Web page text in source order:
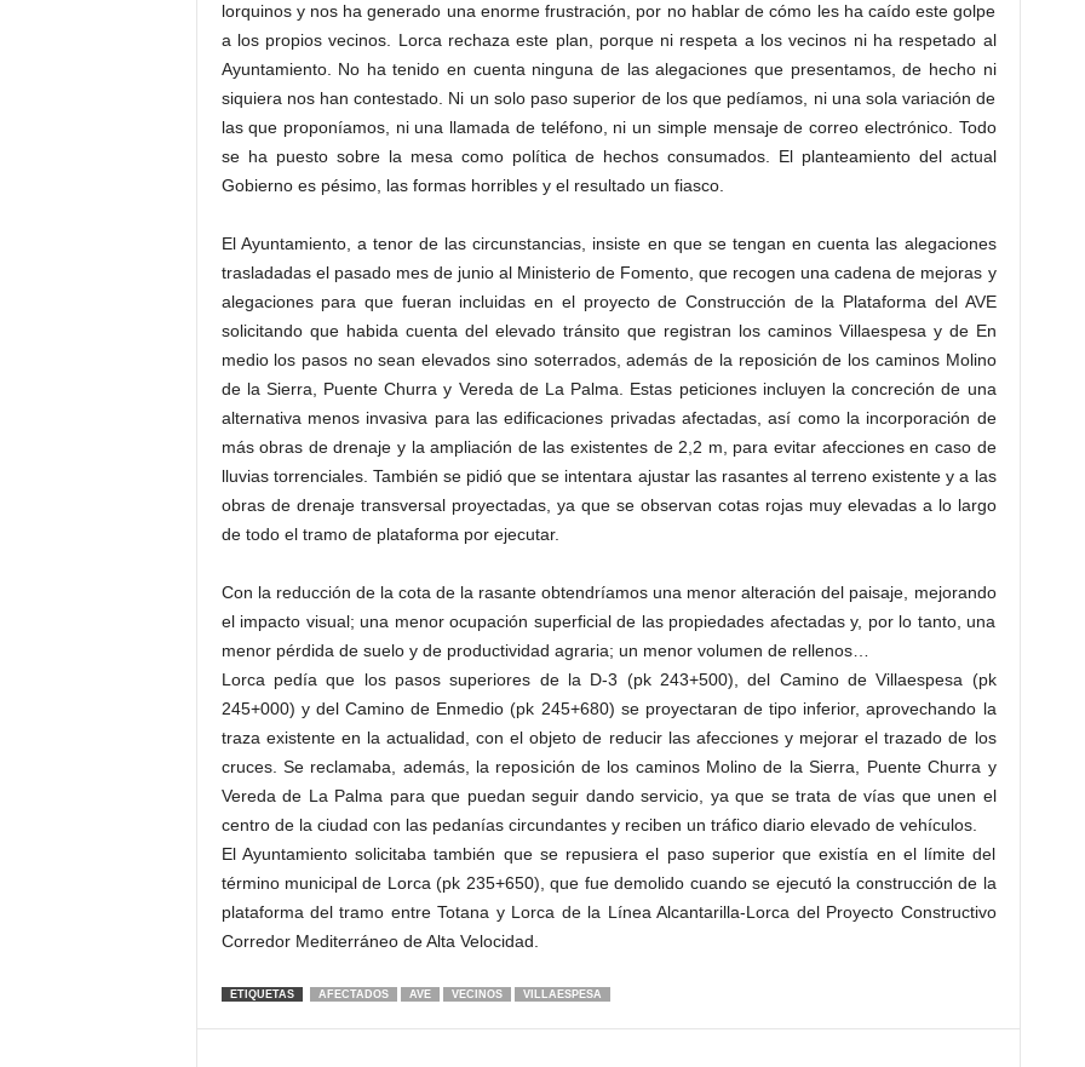
lorquinos y nos ha generado una enorme frustración, por no hablar de cómo les ha caído este golpe
a los propios vecinos. Lorca rechaza este plan, porque ni respeta a los vecinos ni ha respetado al
Ayuntamiento. No ha tenido en cuenta ninguna de las alegaciones que presentamos, de hecho ni
siquiera nos han contestado. Ni un solo paso superior de los que pedíamos, ni una sola variación de
las que proponíamos, ni una llamada de teléfono, ni un simple mensaje de correo electrónico. Todo
se ha puesto sobre la mesa como política de hechos consumados. El planteamiento del actual
Gobierno es pésimo, las formas horribles y el resultado un fiasco.
El Ayuntamiento, a tenor de las circunstancias, insiste en que se tengan en cuenta las alegaciones
trasladadas el pasado mes de junio al Ministerio de Fomento, que recogen una cadena de mejoras y
alegaciones para que fueran incluidas en el proyecto de Construcción de la Plataforma del AVE
solicitando que habida cuenta del elevado tránsito que registran los caminos Villaespesa y de En
medio los pasos no sean elevados sino soterrados, además de la reposición de los caminos Molino
de la Sierra, Puente Churra y Vereda de La Palma. Estas peticiones incluyen la concreción de una
alternativa menos invasiva para las edificaciones privadas afectadas, así como la incorporación de
más obras de drenaje y la ampliación de las existentes de 2,2 m, para evitar afecciones en caso de
lluvias torrenciales. También se pidió que se intentara ajustar las rasantes al terreno existente y a las
obras de drenaje transversal proyectadas, ya que se observan cotas rojas muy elevadas a lo largo
de todo el tramo de plataforma por ejecutar.
Con la reducción de la cota de la rasante obtendríamos una menor alteración del paisaje, mejorando
el impacto visual; una menor ocupación superficial de las propiedades afectadas y, por lo tanto, una
menor pérdida de suelo y de productividad agraria; un menor volumen de rellenos…
Lorca pedía que los pasos superiores de la D-3 (pk 243+500), del Camino de Villaespesa (pk
245+000) y del Camino de Enmedio (pk 245+680) se proyectaran de tipo inferior, aprovechando la
traza existente en la actualidad, con el objeto de reducir las afecciones y mejorar el trazado de los
cruces. Se reclamaba, además, la reposición de los caminos Molino de la Sierra, Puente Churra y
Vereda de La Palma para que puedan seguir dando servicio, ya que se trata de vías que unen el
centro de la ciudad con las pedanías circundantes y reciben un tráfico diario elevado de vehículos.
El Ayuntamiento solicitaba también que se repusiera el paso superior que existía en el límite del
término municipal de Lorca (pk 235+650), que fue demolido cuando se ejecutó la construcción de la
plataforma del tramo entre Totana y Lorca de la Línea Alcantarilla-Lorca del Proyecto Constructivo
Corredor Mediterráneo de Alta Velocidad.
ETIQUETAS AFECTADOS AVE VECINOS VILLAESPESA